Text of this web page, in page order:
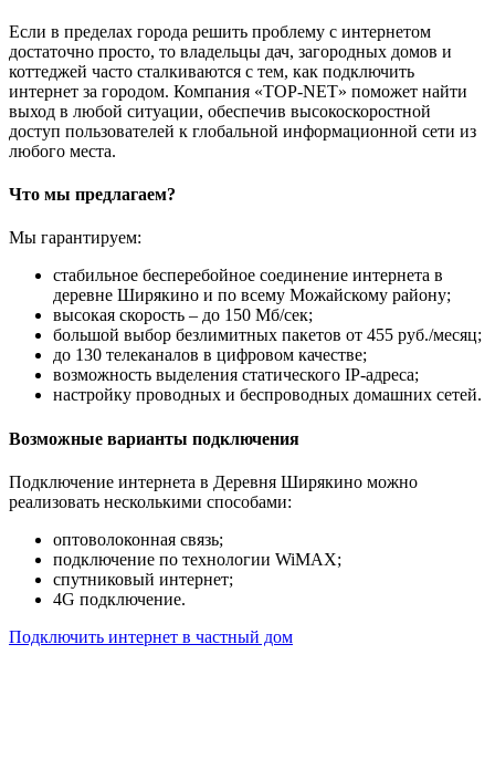
Если в пределах города решить проблему с интернетом
достаточно просто, то владельцы дач, загородных домов и
коттеджей часто сталкиваются с тем, как подключить
интернет за городом. Компания «TOP-NET» поможет найти
выход в любой ситуации, обеспечив высокоскоростной
доступ пользователей к глобальной информационной сети из
любого места.
Что мы предлагаем?
Мы гарантируем:
стабильное бесперебойное соединение интернета в
деревне Ширякино и по всему Можайскому району;
высокая скорость – до 150 Мб/сек;
большой выбор безлимитных пакетов от 455 руб./месяц;
до 130 телеканалов в цифровом качестве;
возможность выделения статического IP-адреса;
настройку проводных и беспроводных домашних сетей.
Возможные варианты подключения
Подключение интернета в Деревня Ширякино можно
реализовать несколькими способами:
оптоволоконная связь;
подключение по технологии WiMAX;
спутниковый интернет;
4G подключение.
Подключить интернет в частный дом